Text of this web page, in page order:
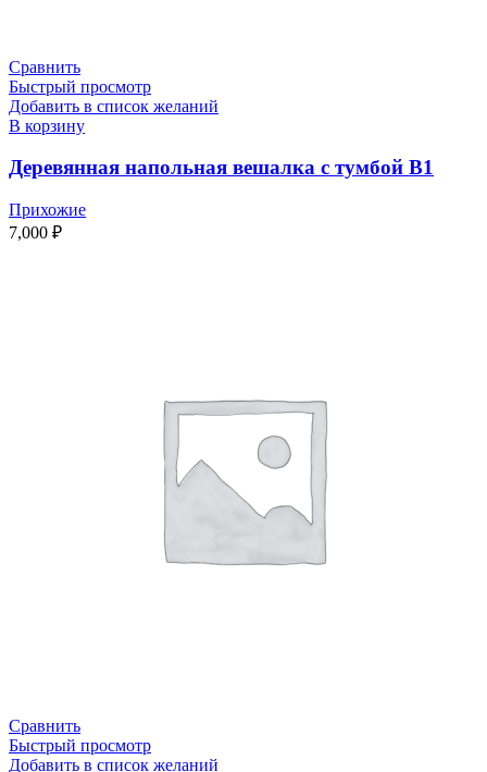
Сравнить
Быстрый просмотр
Добавить в список желаний
В корзину
Деревянная напольная вешалка с тумбой В1
Прихожие
7,000 ₽
Сравнить
Быстрый просмотр
Добавить в список желаний